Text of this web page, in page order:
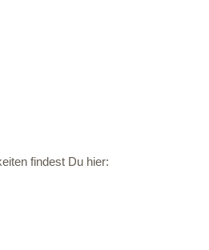
findest Du hier: